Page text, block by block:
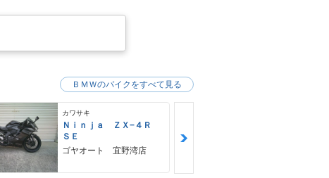
カワサキ
Ｎｉｎｊａ ＺＸ−４Ｒ
ＳＥ
ゴヤオート 宜野湾店
ＢＭＷのバイクをすべて見る